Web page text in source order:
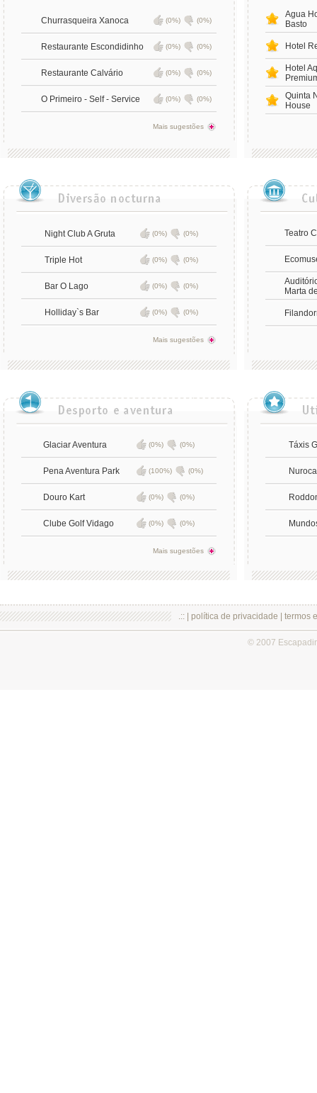
Churrasqueira Xanoca (0%) (0%)
Restaurante Escondidinho (0%) (0%)
Restaurante Calvário (0%) (0%)
O Primeiro - Self - Service (0%) (0%)
Mais sugestões
Agua
Basto
Hotel
Hotel
Quinta
House
Night Club A Gruta (0%) (0%)
Triple Hot (0%) (0%)
Bar O Lago (0%) (0%)
Holliday`s Bar (0%) (0%)
Mais sugestões
Teatro
Marta
Glaciar Aventura (0%) (0%)
Pena Aventura Park (100%) (0%)
Douro Kart (0%) (0%)
Clube Golf Vidago (0%) (0%)
Mais sugestões
Táxis
.:: | política de privacidade termos
© 2007